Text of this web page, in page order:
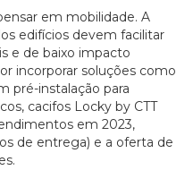
em mobilidade. A
edifícios devem facilitar
e de baixo impacto
incorporar soluções como
pré-instalação para
cacifos Locky by CTT
em 2023,
de entrega) e a oferta de